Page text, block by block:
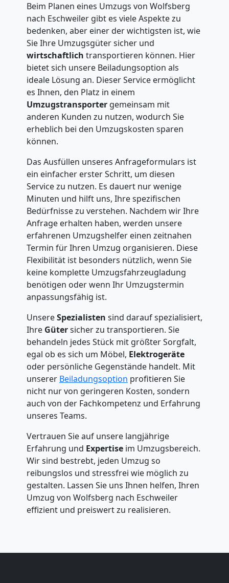
Beim Planen eines Umzugs von Wolfsberg
nach Eschweiler gibt es viele Aspekte zu
bedenken, aber einer der wichtigsten ist, wie
Sie Ihre Umzugsgüter sicher und
wirtschaftlich transportieren können. Hier
bietet sich unsere Beiladungsoption als
ideale Lösung an. Dieser Service ermöglicht
es Ihnen, den Platz in einem
Umzugstransporter gemeinsam mit
anderen Kunden zu nutzen, wodurch Sie
erheblich bei den Umzugskosten sparen
können.
Das Ausfüllen unseres Anfrageformulars ist
ein einfacher erster Schritt, um diesen
Service zu nutzen. Es dauert nur wenige
Minuten und hilft uns, Ihre spezifischen
Bedürfnisse zu verstehen. Nachdem wir Ihre
Anfrage erhalten haben, werden unsere
erfahrenen Umzugshelfer einen zeitnahen
Termin für Ihren Umzug organisieren. Diese
Flexibilität ist besonders nützlich, wenn Sie
keine komplette Umzugsfahrzeugladung
benötigen oder wenn Ihr Umzugstermin
anpassungsfähig ist.
UnsereSpezialisten sind darauf spezialisiert,
Ihre Gütersicher zu transportieren. Sie
behandeln jedes Stück mit größter Sorgfalt,
egal ob es sich um Möbel, Elektrogeräte
oder persönliche Gegenstände handelt. Mit
unserer Beiladungsoption profitieren Sie
nicht nur von geringeren Kosten, sondern
auch von der Fachkompetenz und Erfahrung
unseres Teams.
Vertrauen Sie auf unsere langjährige
Erfahrung und Expertise im Umzugsbereich.
Wir sind bestrebt, jeden Umzug so
reibungslos und stressfrei wie möglich zu
gestalten. Lassen Sie uns Ihnen helfen, Ihren
Umzug von Wolfsberg nach Eschweiler
effizient und preiswert zu realisieren.